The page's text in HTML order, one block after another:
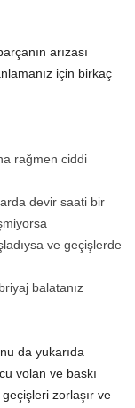
arızası
için birkaç
rağmen ciddi
devir saati bir
ve geçişlerde
balatanız
da yukarıda
volan ve baskı
zorlaşır ve